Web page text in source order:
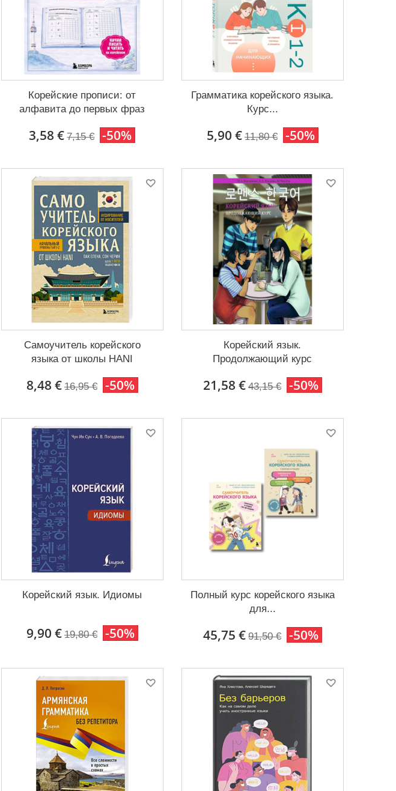
Корейские прописи: от
алфавита до первых фраз
3,58 € 7,15 € -50%
Грамматика корейского языка.
Курс...
5,90 € 11,80 € -50%
Самоучитель корейского
языка от школы HANI
8,48 € 16,95 € -50%
Корейский язык.
Продолжающий курс
21,58 € 43,15 € -50%
Корейский язык. Идиомы
9,90 € 19,80 € -50%
Полный курс корейского языка
для...
45,75 € 91,50 € -50%